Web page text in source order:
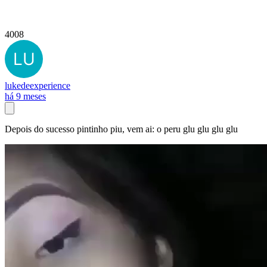
4008
lukedeexperience
há 9 meses
Depois do sucesso pintinho piu, vem ai: o peru glu glu glu glu